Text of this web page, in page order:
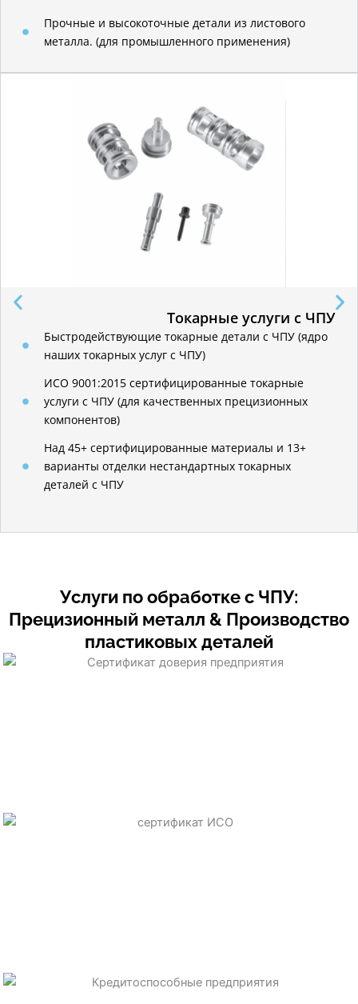
Прочные и высокоточные детали из листового
металла. (для промышленного применения)
Токарные услуги с ЧПУ
Быстродействующие токарные детали с ЧПУ (ядро
наших токарных услуг с ЧПУ)
ИСО 9001:2015 сертифицированные токарные
услуги с ЧПУ (для качественных прецизионных
компонентов)
Над 45+ сертифицированные материалы и 13+
варианты отделки нестандартных токарных
деталей с ЧПУ
Услуги по обработке с ЧПУ:
Прецизионный металл & Производство
пластиковых деталей